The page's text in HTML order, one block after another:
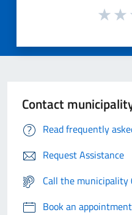
Contact
Read frequently
Request Assistance
Call the
Book an appointment